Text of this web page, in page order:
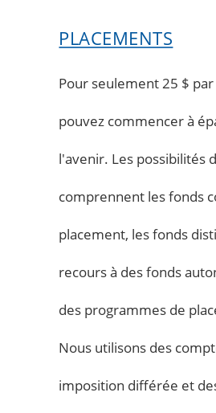
PLACEMENTS
Pour seulement 25 $
pouvez commencer à
l'avenir. Les possibilités
comprennent les fonds
placement, les fonds
recours à des fonds
des programmes de
Nous utilisons des
imposition différée et